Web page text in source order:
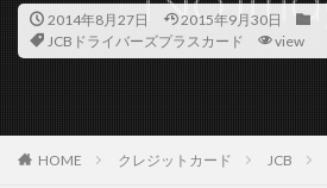
2014年8月27日
2015年9月30日
JCBドライバーズプラスカード
view
HOME クレジットカード JCB